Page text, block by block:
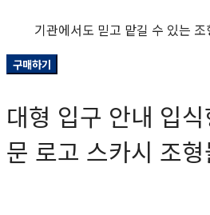
기관에서도 믿고 맡길 수 있는
구매하기
대형 입구 안내 입
문 로고 스카시 조형